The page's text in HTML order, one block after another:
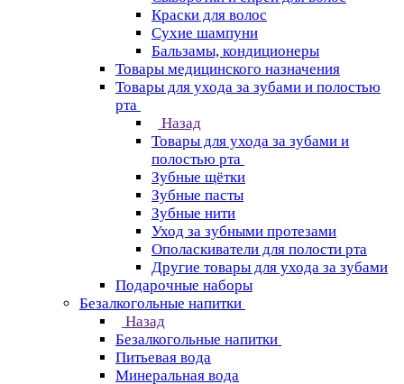
Краски для волос
Сухие шампуни
Бальзамы, кондиционеры
Товары медицинского назначения
Товары для ухода за зубами и полостью
рта
Назад
Товары для ухода за зубами и
полостью рта
Зубные щётки
Зубные пасты
Зубные нити
Уход за зубными протезами
Ополаскиватели для полости рта
Другие товары для ухода за зубами
Подарочные наборы
Безалкогольные напитки
Назад
Безалкогольные напитки
Питьевая вода
Минеральная вода